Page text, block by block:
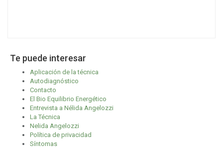
Te puede interesar
Aplicación de la técnica
Autodiagnóstico
Contacto
El Bio Equilibrio Energético
Entrevista a Nélida Angelozzi
La Técnica
Nelida Angelozzi
Política de privacidad
Síntomas